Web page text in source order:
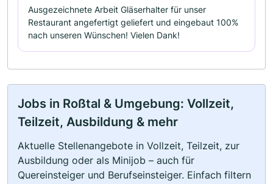
Ausgezeichnete Arbeit Gläserhalter für unser
Restaurant angefertigt geliefert und eingebaut 100%
nach unseren Wünschen! Vielen Dank!
Jobs in Roßtal & Umgebung: Vollzeit,
Teilzeit, Ausbildung & mehr
Aktuelle Stellenangebote in Vollzeit, Teilzeit, zur
Ausbildung oder als Minijob – auch für
Quereinsteiger und Berufseinsteiger. Einfach filtern